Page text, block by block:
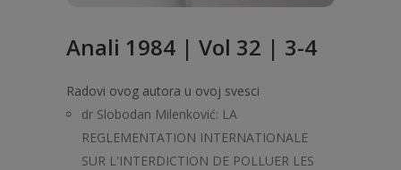
Anali 1984 | Vol 32 | 3-4
Radovi ovog autora u ovoj svesci
dr Slobodan Milenković: LA
REGLEMENTATION INTERNATIONALE
SUR L'INTERDICTION DE POLLUER LES